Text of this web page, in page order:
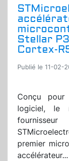
Stellar
Cortex-
Publié le 11-02-
Conçu
logiciel, le
premier
accélérateur...